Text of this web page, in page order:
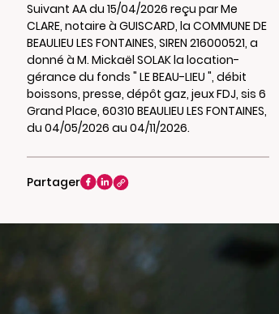
Suivant AA du 15/04/2026 reçu par Me
CLARE, notaire à GUISCARD, la COMMUNE DE
BEAULIEU LES FONTAINES, SIREN 216000521, a
donné à M. Mickaël SOLAK la location-
gérance du fonds " LE BEAU-LIEU ", débit
boissons, presse, dépôt gaz, jeux FDJ, sis 6
Grand Place, 60310 BEAULIEU LES FONTAINES,
du 04/05/2026 au 04/11/2026.
Partager